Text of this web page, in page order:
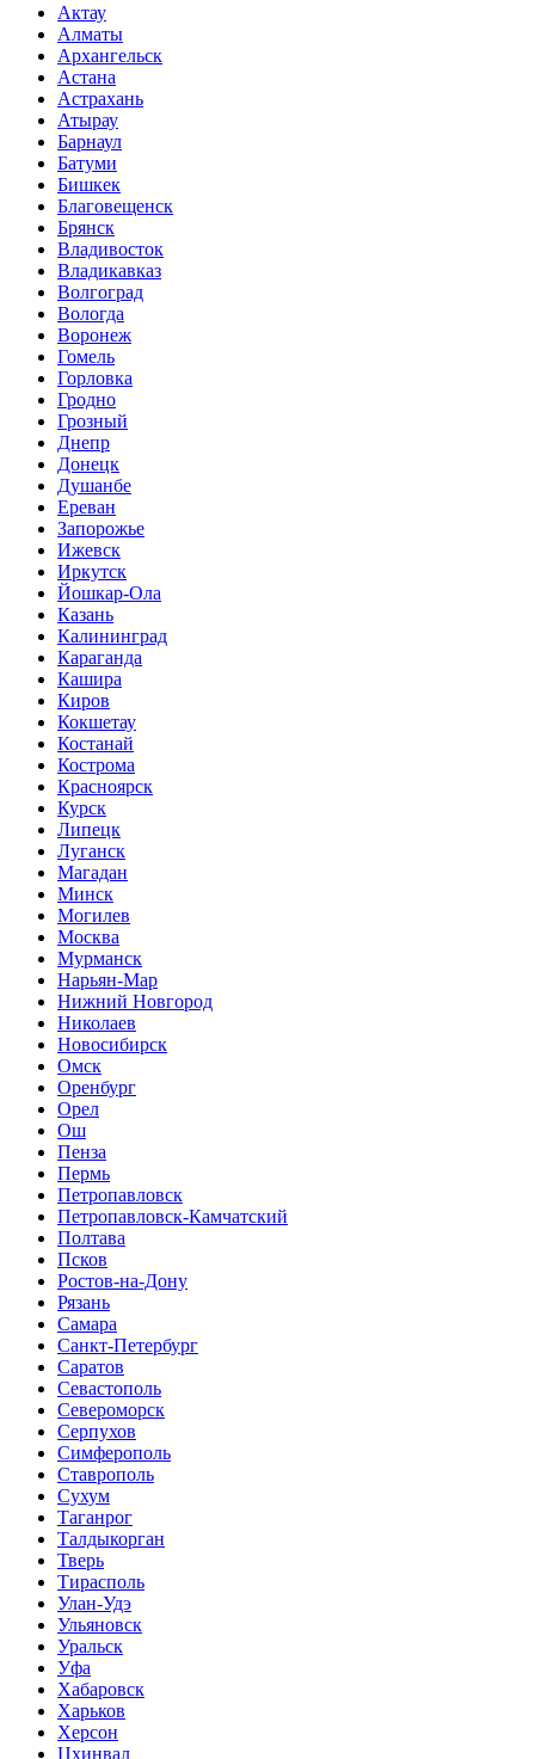
Актау
Алматы
Архангельск
Астана
Астрахань
Атырау
Барнаул
Батуми
Бишкек
Благовещенск
Брянск
Владивосток
Владикавказ
Волгоград
Вологда
Воронеж
Гомель
Горловка
Гродно
Грозный
Днепр
Донецк
Душанбе
Ереван
Запорожье
Ижевск
Иркутск
Йошкар-Ола
Казань
Калининград
Караганда
Кашира
Киров
Кокшетау
Костанай
Кострома
Красноярск
Курск
Липецк
Луганск
Магадан
Минск
Могилев
Москва
Мурманск
Нарьян-Мар
Нижний Новгород
Николаев
Новосибирск
Омск
Оренбург
Орел
Ош
Пенза
Пермь
Петропавловск
Петропавловск-Камчатский
Полтава
Псков
Ростов-на-Дону
Рязань
Самара
Санкт-Петербург
Саратов
Севастополь
Североморск
Серпухов
Симферополь
Ставрополь
Сухум
Таганрог
Tалдыкорган
Тверь
Тирасполь
Улан-Удэ
Ульяновск
Уральск
Уфа
Хабаровск
Харьков
Херсон
Цхинвал